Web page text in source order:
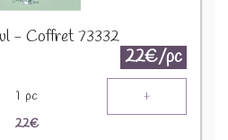
- Coffret 73332
22€/pc
1 pc +
22€